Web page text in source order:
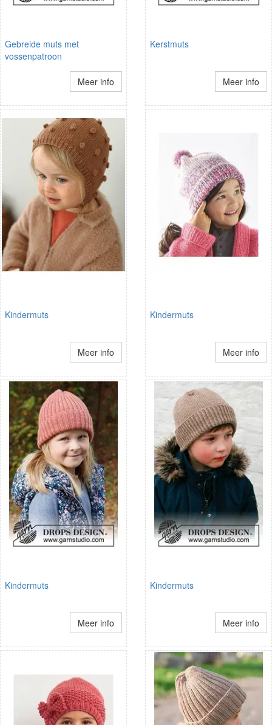
Gebreide muts met
vossenpatroon
Meer info
Kerstmuts
Meer info
Kindermuts
Meer info
Kindermuts
Meer info
Kindermuts
Meer info
Kindermuts
Meer info